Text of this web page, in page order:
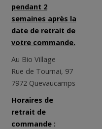
pendant 2
semaines après la
date de retrait de
votre commande.
Au Bio Village
Rue de Tournai, 97
7972 Quevaucamps
Horaires de
retrait de
commande :